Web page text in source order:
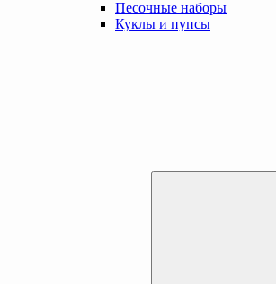
Песочные наборы
Куклы и пупсы